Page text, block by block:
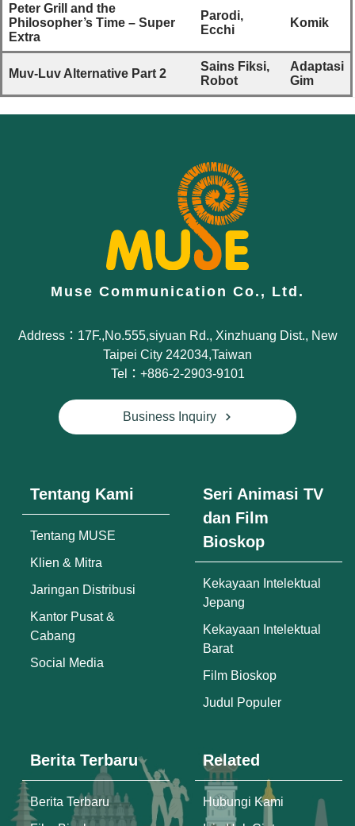
Peter Grill and the
Philosopher’s Time – Super
Extra
Parodi,
Ecchi
Komik
Muv-Luv Alternative Part 2
Sains Fiksi,
Robot
Adaptasi
Gim
Muse Communication Co., Ltd.
Address：17F.,No.555,siyuan Rd., Xinzhuang Dist., New
Taipei City 242034,Taiwan
Tel：+886-2-2903-9101
Business Inquiry
Tentang Kami
Tentang MUSE
Klien & Mitra
Jaringan Distribusi
Kantor Pusat &
Cabang
Social Media
Seri Animasi TV
dan Film
Bioskop
Kekayaan Intelektual
Jepang
Kekayaan Intelektual
Barat
Film Bioskop
Judul Populer
Berita Terbaru
Berita Terbaru
Related
Hubungi Kami